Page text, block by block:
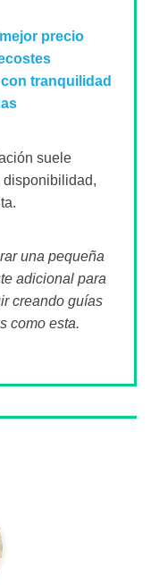
precio
tranquilidad
suele
disponibilidad,
una pequeña
adicional para
creando guías
como esta.